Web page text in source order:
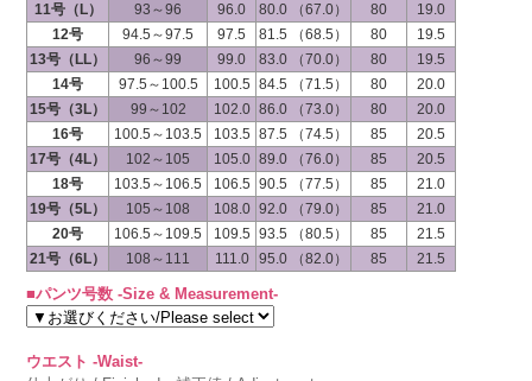
11号（L）
93～96 96.0 80.0 （67.0） 80
19.0
12号
94.5～97.5 97.5 81.5 （68.5） 80
19.5
13号（LL）
96～99 99.0 83.0 （70.0） 80
19.5
14号
97.5～100.5 100.5 84.5 （71.5） 80
20.0
15号（3L）
99～102 102.0 86.0 （73.0） 80
20.0
16号
100.5～103.5 103.5 87.5 （74.5） 85
20.5
17号（4L）
102～105 105.0 89.0 （76.0） 85
20.5
18号
103.5～106.5 106.5 90.5 （77.5） 85
21.0
19号（5L）
105～108 108.0 92.0 （79.0） 85
21.0
20号
106.5～109.5 109.5 93.5 （80.5） 85
21.5
21号（6L）
108～111 111.0 95.0 （82.0） 85 21.5
■パンツ号数 -Size & Measurement-
ウエスト -Waist-